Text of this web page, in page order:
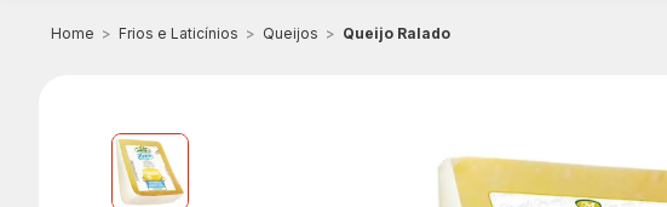
Frios e Laticínios Queijos Queijo Ralado